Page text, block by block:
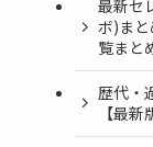
最新セ
ボ)ま
覧まと
歴代・
【最新